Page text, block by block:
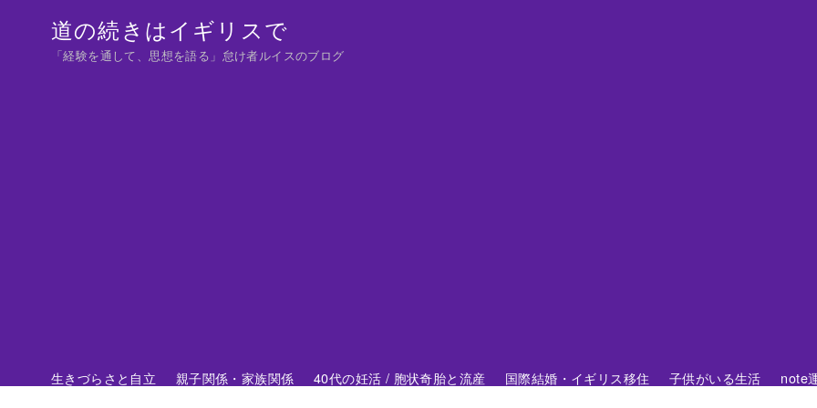
道の続きはイギリスで
「経験を通して、思想を語る」怠け者ルイスのブログ
生きづらさと自立 親子関係・家族関係 40代の妊活 / 胞状奇胎と流産 国際結婚・イギリス移住 子供がいる生活 note